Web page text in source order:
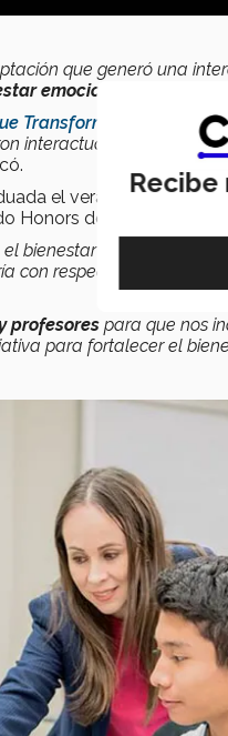
que generó una
emocional
de la
Transforman
, ese
interactuando; le
el verano del año
Honors del
Programa
bienestar físico y
con respecto a un
profesores para que nos
para fortalecer el